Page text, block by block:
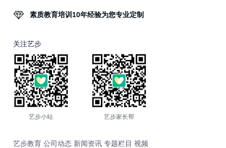
素质教育培训10年经验为您专业定制
关注艺步
艺步小站 艺步家长帮
艺步教育 公司动态 新闻资讯 专题栏目 视频